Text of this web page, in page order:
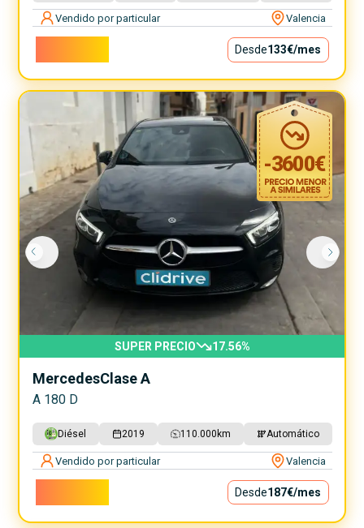
Vendido por particular Valencia
Desde133€/mes
-3600€
SUPER PRECIO 17.56%
MercedesClase A
A 180 D
Diésel 2019 110.000 km Automático
Vendido por particular Valencia
Desde187€/mes